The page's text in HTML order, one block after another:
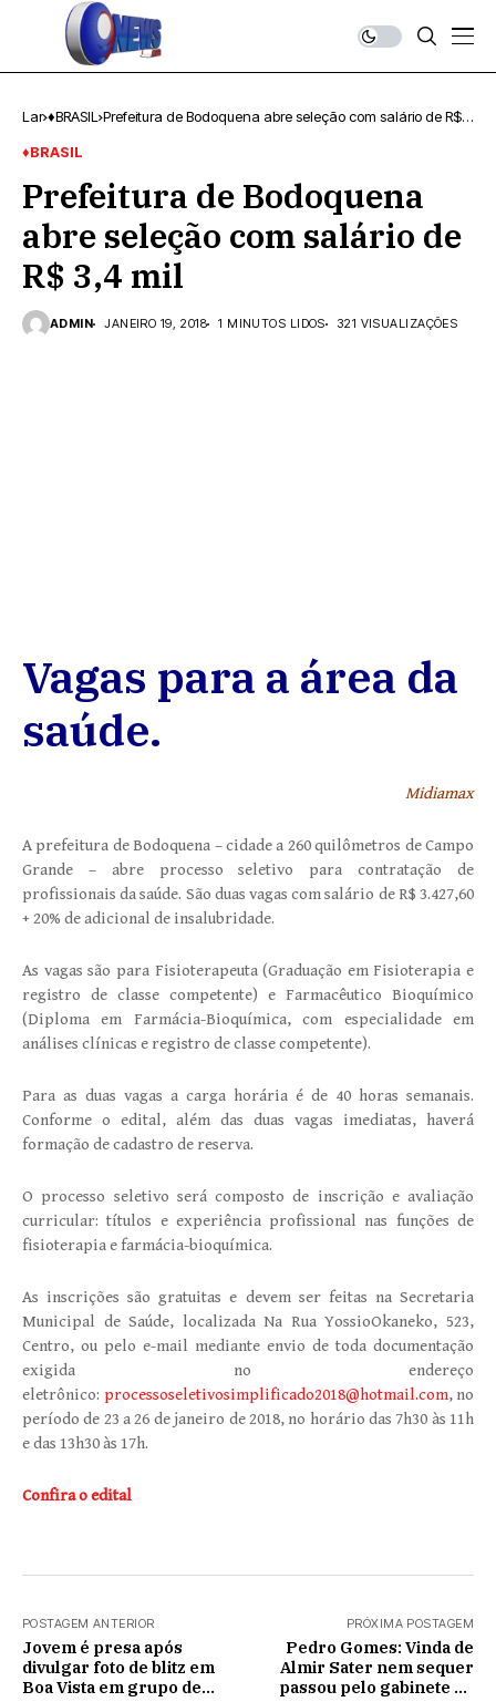
Lar ♦BRASIL Prefeitura de Bodoquena abre seleção com salário de R$
♦BRASIL
Prefeitura de Bodoquena
abre seleção com salário de
R$ 3,4 mil
ADMIN JANEIRO 19, 2018 1 MINUTOS LIDOS 321 VISUALIZAÇÕES
Vagas para a área da
saúde.
Midiamax
A prefeitura de Bodoquena – cidade a 260 quilômetros de Campo
Grande – abre processo seletivo para contratação de
profissionais da saúde. São duas vagas com salário de R$ 3.427,60
+ 20% de adicional de insalubridade.
As vagas são para Fisioterapeuta (Graduação em Fisioterapia e
registro de classe competente) e Farmacêutico Bioquímico
(Diploma em Farmácia-Bioquímica, com especialidade em
análises clínicas e registro de classe competente).
Para as duas vagas a carga horária é de 40 horas semanais.
Conforme o edital, além das duas vagas imediatas, haverá
formação de cadastro de reserva.
O processo seletivo será composto de inscrição e avaliação
curricular: títulos e experiência profissional nas funções de
fisioterapia e farmácia-bioquímica.
As inscrições são gratuitas e devem ser feitas na Secretaria
Municipal de Saúde, localizada Na Rua YossioOkaneko, 523,
Centro, ou pelo e-mail mediante envio de toda documentação
exigida no endereço
eletrônico: processoseletivosimplificado2018@hotmail.com, no
período de 23 a 26 de janeiro de 2018, no horário das 7h30 às 11h
e das 13h30 às 17h.
Confira o edital
POSTAGEM ANTERIOR
Jovem é presa após
divulgar foto de blitz em
Boa Vista em grupo de
PRÓXIMA POSTAGEM
Pedro Gomes: Vinda de
Almir Sater nem sequer
passou pelo gabinete do